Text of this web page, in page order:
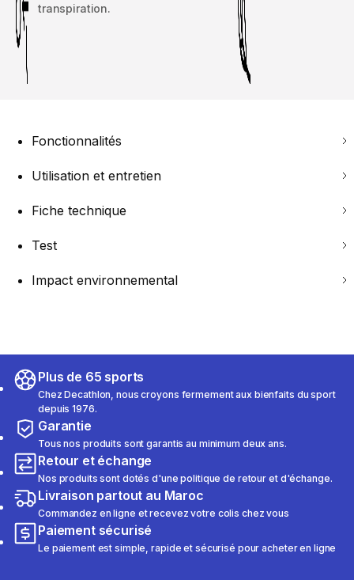
transpiration.
Fonctionnalités
Utilisation et entretien
Fiche technique
Test
Impact environnemental
Plus de 65 sports
Chez Decathlon, nous croyons fermement aux bienfaits du sport
depuis 1976.
Garantie
Tous nos produits sont garantis au minimum deux ans.
Retour et échange
Nos produits sont dotés d'une politique de retour et d'échange.
Livraison partout au Maroc
Commandez en ligne et recevez votre colis chez vous
Paiement sécurisé
Le paiement est simple, rapide et sécurisé pour acheter en ligne